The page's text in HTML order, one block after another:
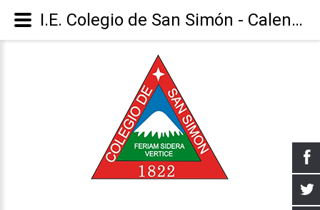
I.E. Colegio de San Simón - Calendario